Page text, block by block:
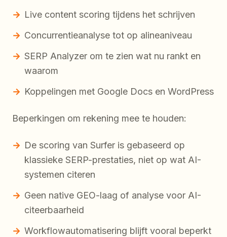
Live content scoring tijdens het schrijven
Concurrentieanalyse tot op alineaniveau
SERP Analyzer om te zien wat nu rankt en
waarom
Koppelingen met Google Docs en WordPress
Beperkingen om rekening mee te houden:
De scoring van Surfer is gebaseerd op
klassieke SERP-prestaties, niet op wat AI-
systemen citeren
Geen native GEO-laag of analyse voor AI-
citeerbaarheid
Workflowautomatisering blijft vooral beperkt